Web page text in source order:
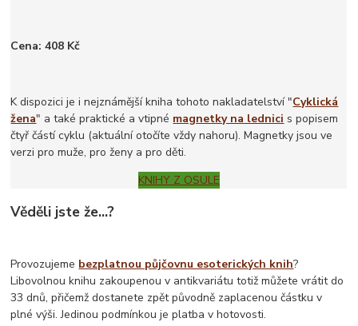
Cena: 408 Kč
K dispozici je i nejznámější kniha tohoto nakladatelství "Cyklická
žena" a také praktické a vtipné magnetky na lednici s popisem
čtyř částí cyklu (aktuální otočíte vždy nahoru). Magnetky jsou ve
verzi pro muže, pro ženy a pro děti.
KNIHY Z OSULE
Věděli jste že...?
Provozujeme bezplatnou půjčovnu esoterických knih?
Libovolnou knihu zakoupenou v antikvariátu totiž můžete vrátit do
33 dnů, přičemž dostanete zpět původně zaplacenou částku v
plné výši. Jedinou podmínkou je platba v hotovosti.